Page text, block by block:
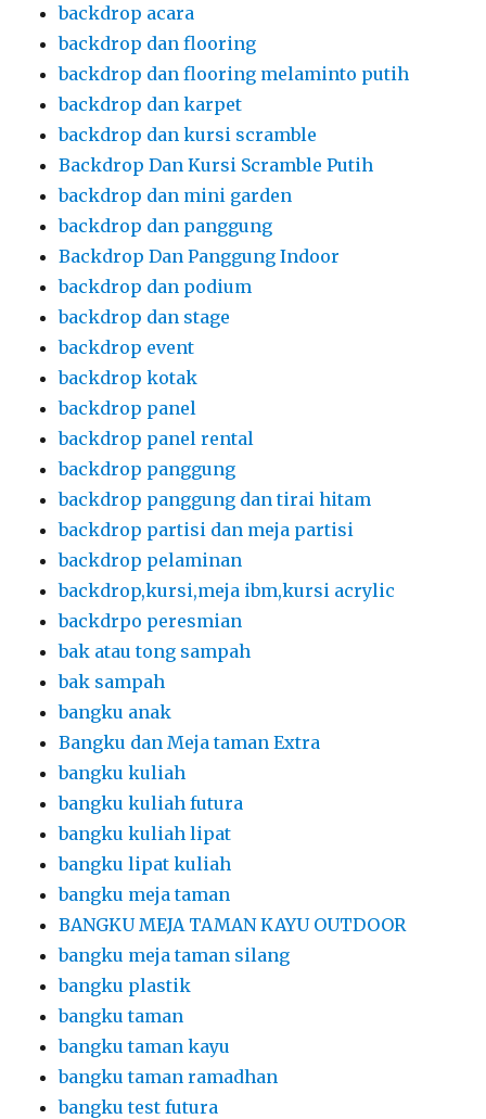
backdrop acara
backdrop dan flooring
backdrop dan flooring melaminto putih
backdrop dan karpet
backdrop dan kursi scramble
Backdrop Dan Kursi Scramble Putih
backdrop dan mini garden
backdrop dan panggung
Backdrop Dan Panggung Indoor
backdrop dan podium
backdrop dan stage
backdrop event
backdrop kotak
backdrop panel
backdrop panel rental
backdrop panggung
backdrop panggung dan tirai hitam
backdrop partisi dan meja partisi
backdrop pelaminan
backdrop,kursi,meja ibm,kursi acrylic
backdrpo peresmian
bak atau tong sampah
bak sampah
bangku anak
Bangku dan Meja taman Extra
bangku kuliah
bangku kuliah futura
bangku kuliah lipat
bangku lipat kuliah
bangku meja taman
BANGKU MEJA TAMAN KAYU OUTDOOR
bangku meja taman silang
bangku plastik
bangku taman
bangku taman kayu
bangku taman ramadhan
bangku test futura